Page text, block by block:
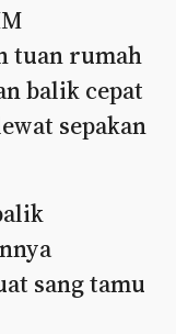
tuan rumah
balik cepat
sepakan
sang tamu